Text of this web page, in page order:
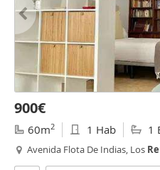
900€
60m2 1 Hab 1
Avenida Flota De Indias, Los